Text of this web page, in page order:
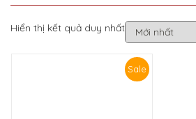
Hiển thị kết quả duy nhất
Sale